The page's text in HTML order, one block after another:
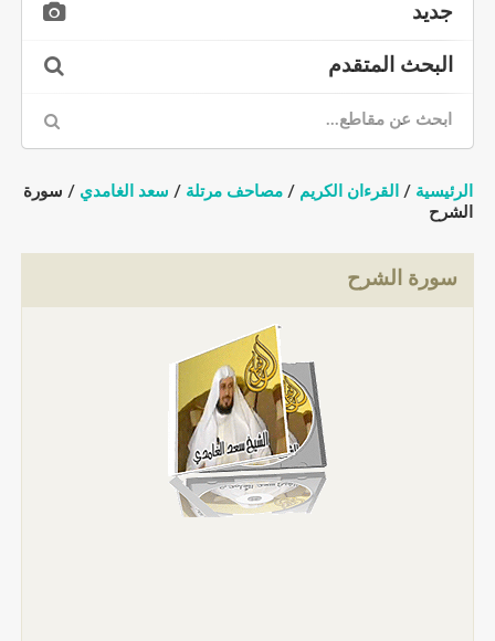
جديد
البحث المتقدم
الرئيسية / القرءان الكريم / مصاحف مرتلة / سعد الغامدي / سورة
الشرح
سورة الشرح